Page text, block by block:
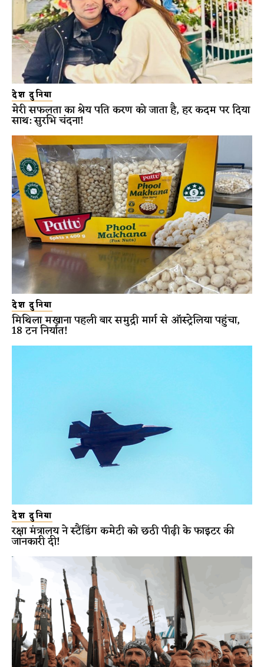
देश दुनिया
मेरी सफलता का श्रेय पति करण को जाता है, हर कदम पर दिया
साथ: सुरभि चंदना!
देश दुनिया
मिथिला मखाना पहली बार समुद्री मार्ग से ऑस्ट्रेलिया पहुंचा,
18 टन निर्यात!
देश दुनिया
रक्षा मंत्रालय ने स्टैंडिंग कमेटी को छठी पीढ़ी के फाइटर की
जानकारी दी!